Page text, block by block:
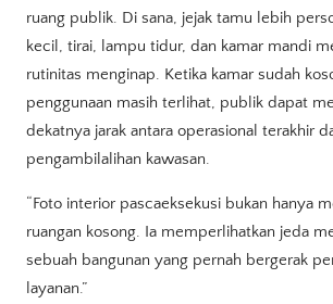
ruang publik. Di sana, jejak tamu lebih
kecil, tirai, lampu tidur, dan kamar mandi
rutinitas menginap. Ketika kamar sudah
penggunaan masih terlihat, publik dapat
dekatnya jarak antara operasional terakhir
pengambilalihan kawasan.
“Foto interior pascaeksekusi bukan hanya
ruangan kosong. Ia memperlihatkan jeda
sebuah bangunan yang pernah bergerak
layanan.”